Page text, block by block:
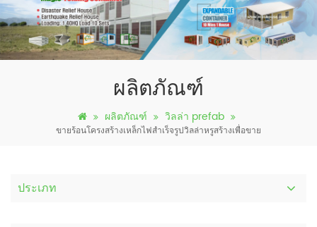
ผลิตภัณฑ์
ผลิตภัณฑ์ วิลล่า prefab
ขายร้อนโครงสร้างเหล็กไฟสำเร็จรูปวิลล่าหรูสร้างเพื่อขาย
ประเภท